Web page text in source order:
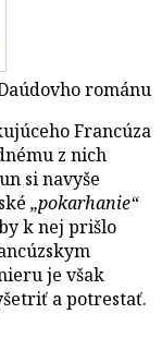
románu
Francúza
z nich
si navyše
„pokarhanie“
k nej prišlo
je však
a potrestať.